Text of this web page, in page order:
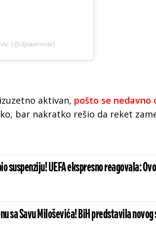
(@djokernole)
aktivan, pošto se nedavno
bar nakratko rešio da reket
suspenziju! UEFA ekspresno reagovala:
sa Savu Miloševića! BiH predstavila